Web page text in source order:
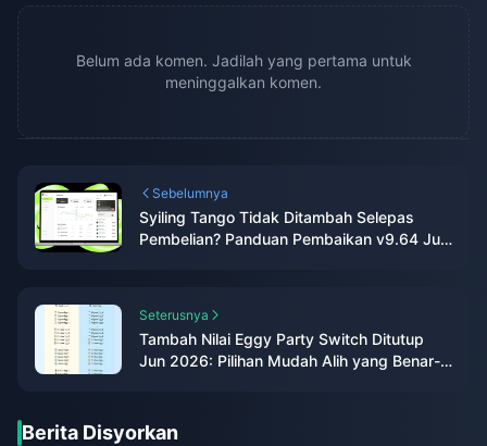
Belum ada komen. Jadilah yang pertama untuk
meninggalkan komen.
Sebelumnya
Syiling Tango Tidak Ditambah Selepas
Pembelian? Panduan Pembaikan v9.64 Jun
Seterusnya
Tambah Nilai Eggy Party Switch Ditutup
Jun 2026: Pilihan Mudah Alih yang Benar-
Berita Disyorkan